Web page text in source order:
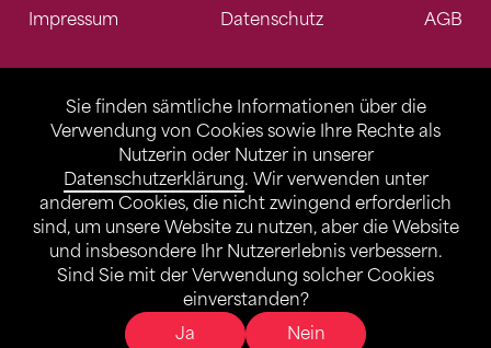
Sie finden sämtliche Informationen über die
Verwendung von Cookies sowie Ihre Rechte als
Nutzerin oder Nutzer in unserer
Datenschutzerklärung. Wir verwenden unter
anderem Cookies, die nicht zwingend erforderlich
sind, um unsere Website zu nutzen, aber die Website
und insbesondere Ihr Nutzererlebnis verbessern.
Sind Sie mit der Verwendung solcher Cookies
einverstanden?
Ja
Nein
Impressum Datenschutz AGB